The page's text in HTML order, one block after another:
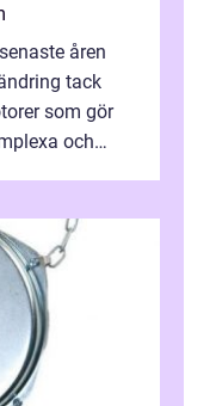
åren
tack
som gör
och